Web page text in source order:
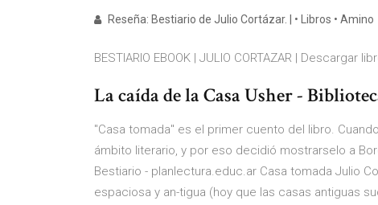
Reseña: Bestiario de Julio Cortázar. | • Libros • Amino
BESTIARIO EBOOK | JULIO CORTAZAR | Descargar
La caída de la Casa Usher -
"Casa tomada" es el primer cuento del libro.
ámbito literario, y por eso decidió mostrarselo a
Bestiario - planlectura.educ.ar Casa tomada Julio
espaciosa y an-tigua (hoy que las casas antiguas